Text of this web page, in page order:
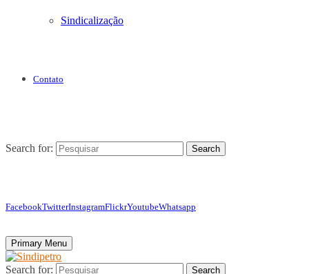
Sindicalização
Contato
Search for: Search
FacebookTwitterInstagramFlickrYoutubeWhatsapp
Primary Menu
Search for: Search